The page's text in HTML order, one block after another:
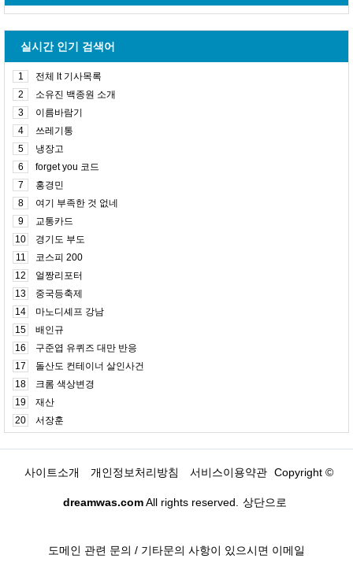
실시간 인기 검색어
1
전체 lt 기사목록
2
소유진 백종원 소개
3
이름바람기
4
쓰레기통
5
냉장고
6
forget you 코드
7
홍경민
8
여기 부족한 것 없네
9
교통카드
10
경기도 부도
11
코스피 200
12
얼짱리포터
13
중국등축제
14
마노디셰프 강남
15
배인규
16
구준엽 유퀴즈 대만 반응
17
돌산도 컨테이너 살인사건
18
크롬 색상변경
19
재산
20
서장훈
사이트소개 개인정보처리방침 서비스이용약관 Copyright ©
dreamwas.comAll rights reserved. 상단으로
도메인 관련 문의 / 기타문의 사항이 있으시면 이메일